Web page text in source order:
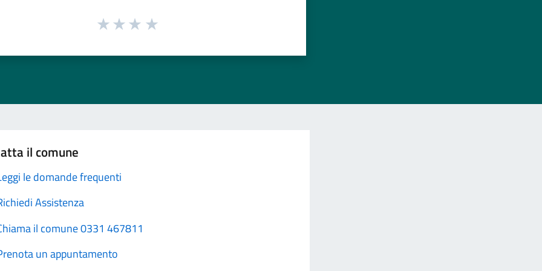
il comune
le domande frequenti
Assistenza
il comune 0331 467811
un appuntamento